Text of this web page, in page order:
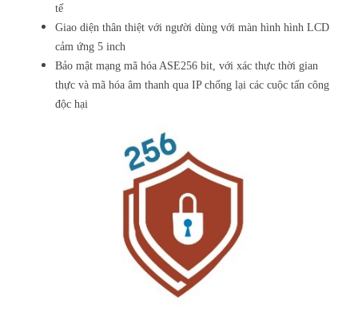
tế
Giao diện thân thiệt với người dùng với màn hình hình LCD
cảm ứng 5 inch
Bảo mật mạng mã hóa ASE256 bit, với xác thực thời gian
thực và mã hóa âm thanh qua IP chống lại các cuộc tấn công
độc hại